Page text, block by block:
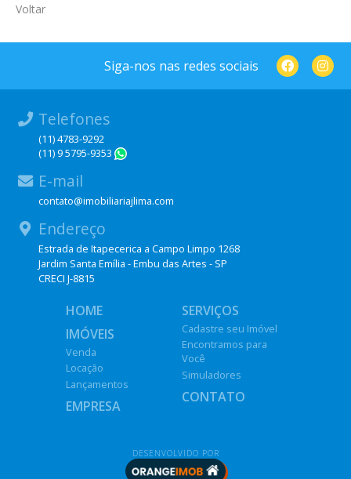
Voltar
Siga-nos nas redes sociais
Telefones
(11) 4783-9292
(11) 9 5795-9353
E-mail
contato@imobiliariajlima.com
Endereço
Estrada de Itapecerica a Campo Limpo 1268
Jardim Santa Emília - Embu das Artes - SP
CRECI J-8815
HOME
IMÓVEIS
Venda
Locação
Lançamentos
EMPRESA
SERVIÇOS
Cadastre seu Imóvel
Encontramos para
Você
Simuladores
CONTATO
DESENVOLVIDO POR